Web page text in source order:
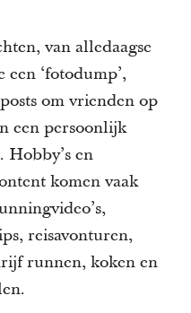
van alledaagse
‘fotodump’,
om vrienden op
een persoonlijk
en
komen vaak
reisavonturen,
runnen, koken en